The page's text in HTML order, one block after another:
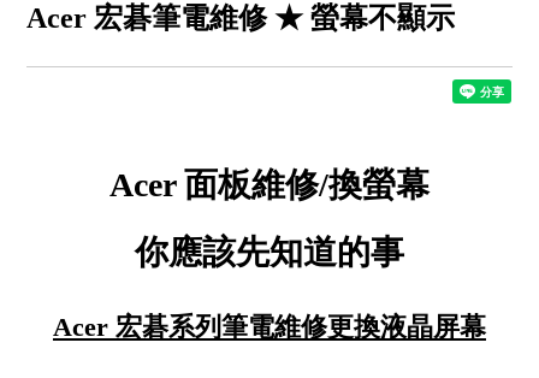
Acer 宏碁筆電維修 ★ 螢幕不顯示
Acer 面板維修/換螢幕
你應該先知道的事
Acer 宏碁系列筆電維修更換液晶屏幕